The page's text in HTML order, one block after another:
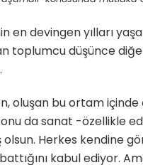
en devingen yılları
toplumcu düşünce
oluşan bu ortam
da sanat -özellikle
Herkes kendine
kabul ediyor.